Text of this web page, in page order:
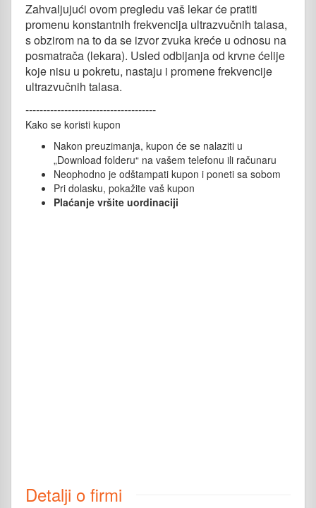
Zahvaljujući ovom pregledu vaš lekar će pratiti
promenu konstantnih frekvencija ultrazvučnih talasa,
s obzirom na to da se izvor zvuka kreće u odnosu na
posmatrača (lekara). Usled odbijanja od krvne ćelije
koje nisu u pokretu, nastaju i promene frekvencije
ultrazvučnih talasa.
-------------------------------------
Kako se koristi kupon
Nakon preuzimanja, kupon će se nalaziti u
„Download folderu“ na vašem telefonu ili računaru
Neophodno je odštampati kupon i poneti sa sobom
Pri dolasku, pokažite vaš kupon
Plaćanje vršite uordinaciji
Detalji o firmi